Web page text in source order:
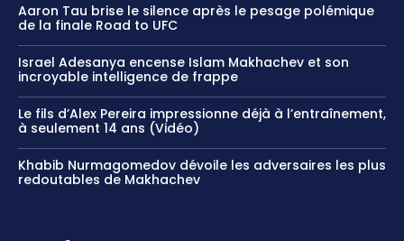
Aaron Tau brise le silence après le pesage polémique
de la finale Road to UFC
Israel Adesanya encense Islam Makhachev et son
incroyable intelligence de frappe
Le fils d’Alex Pereira impressionne déjà à l’entraînement,
à seulement 14 ans (Vidéo)
Khabib Nurmagomedov dévoile les adversaires les plus
redoutables de Makhachev